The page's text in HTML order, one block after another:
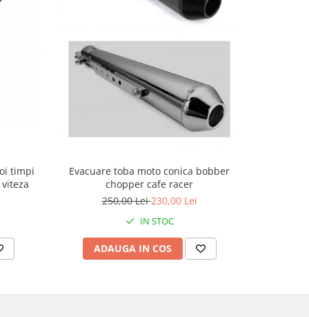
timpi
Evacuare toba moto conica bobber
chopper cafe racer
250,00 Lei230,00 Lei
IN STOC
ADAUGA IN COS